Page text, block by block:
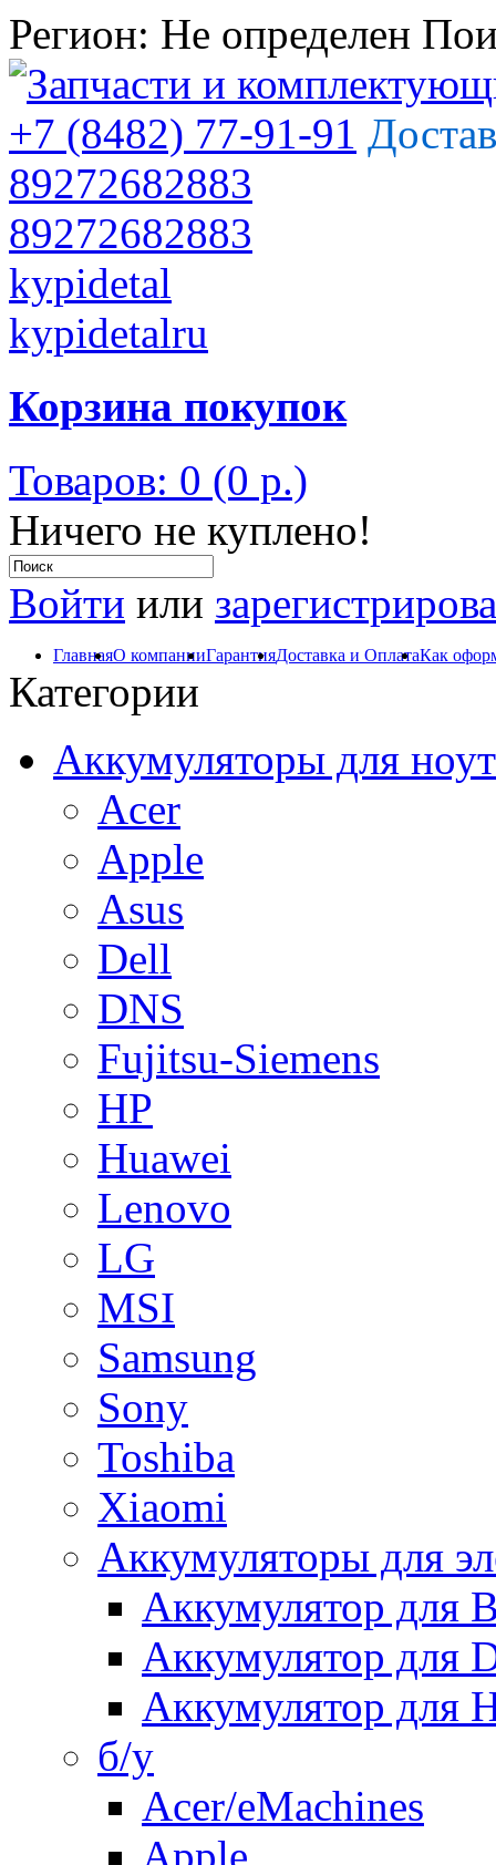
Регион: Не определен
+7 (8482) 77-91-91
89272682883
89272682883
kypidetal
kypidetalru
Корзина покупок
Товаров: 0 (0 р.)
Ничего не куплено!
Войти или
ГлавнаяО компанииГарантияДоставка и ОплатаКак
Категории
Аккумуляторы для
Acer
Apple
Asus
Dell
DNS
Fujitsu-Siemens
HP
Huawei
Lenovo
LG
MSI
Samsung
Sony
Toshiba
Xiaomi
Аккумуляторы для
Аккумулятор для
Аккумулятор для
Аккумулятор для
б/у
Acer/eMachines
Apple